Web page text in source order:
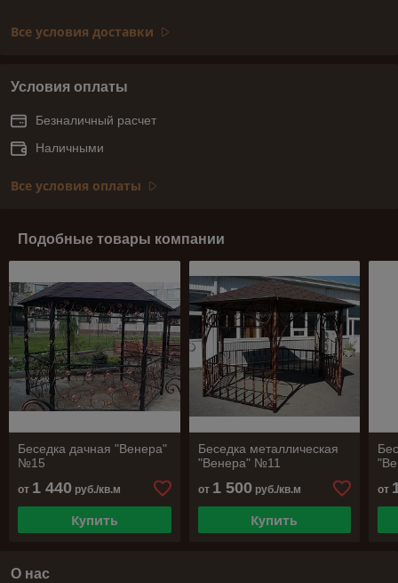
Все условия доставки
Условия оплаты
Безналичный расчет
Наличными
Все условия оплаты
Подобные товары компании
Беседка дачная "Венера"
№15
от 1 440 руб./кв.м
Купить
Беседка металлическая
"Венера" №11
от 1 500руб./кв.м
Купить
от
О нас